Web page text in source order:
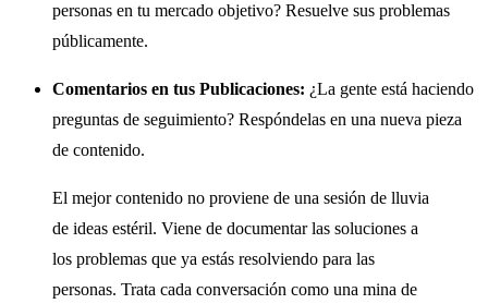
personas en tu mercado objetivo? Resuelve sus problemas
públicamente.
Comentarios en tus Publicaciones: ¿La gente está haciendo
preguntas de seguimiento? Respóndelas en una nueva pieza
de contenido.
El mejor contenido no proviene de una sesión de lluvia
de ideas estéril. Viene de documentar las soluciones a
los problemas que ya estás resolviendo para las
personas. Trata cada conversación como una mina de